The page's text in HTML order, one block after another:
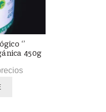
‘’
450g